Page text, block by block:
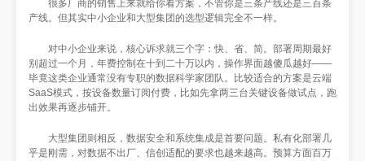
很多厂商的销售上来就给你看方案，不管你是三条产线还是三百条
产线。但其实中小企业和大型集团的选型逻辑完全不一样。
对中小企业来说，核心诉求就三个字：快、省、简。部署周期最好
别超过一个月，年费控制在十到二十万以内，操作界面越傻瓜越好——
毕竟这类企业通常没有专职的数据科学家团队。比较适合的方案是云端
SaaS模式，按设备数量订阅付费，比如先拿两三台关键设备做试点，跑
出效果再逐步铺开。
大型集团则相反，数据安全和系统集成是首要问题。私有化部署几
乎是刚需，对数据不出厂、信创适配的要求也越来越高。预算方面百万